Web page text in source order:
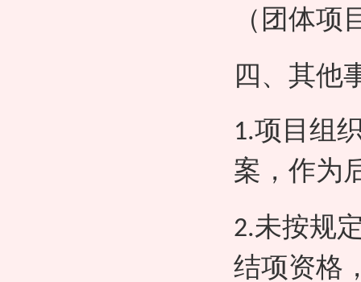
（团体项
四、其他
1.项目组
案，作为
2.未按规
结项资格